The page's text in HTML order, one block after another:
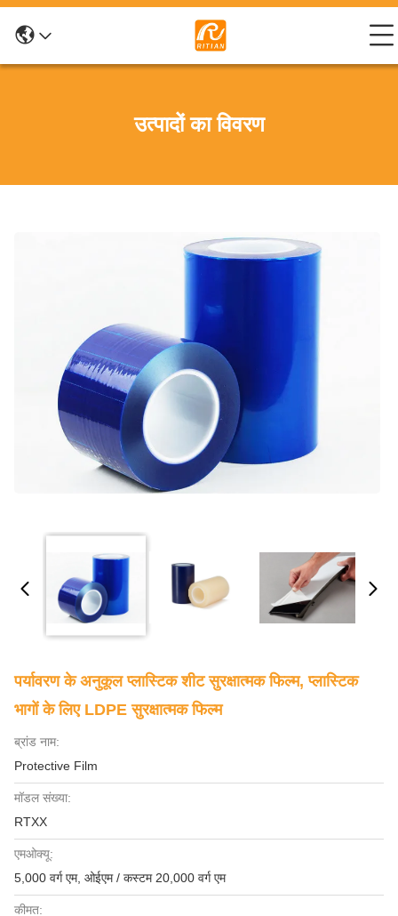
उत्पादों का विवरण
पर्यावरण के अनुकूल प्लास्टिक शीट सुरक्षात्मक फिल्म, प्लास्टिक
भागों के लिए LDPE सुरक्षात्मक फिल्म
ब्रांड नाम:
Protective Film
मॉडल संख्या:
RTXX
एमओक्यू:
5,000 वर्ग एम, ओईएम / कस्टम 20,000 वर्ग एम
कीमत: